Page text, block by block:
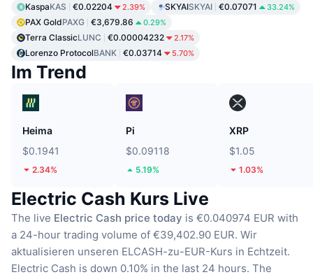
KaspaKAS €0.02204 2.39% SKYAISKYAI €0.07071 33.24%
PAX GoldPAXG €3,679.86 0.29%
Terra ClassicLUNC €0.00004232 2.17%
Lorenzo ProtocolBANK €0.03714 5.70%
Im Trend
Heima
$0.1941
2.34%
Pi
$0.09118
5.19%
XRP
$1.05
1.03%
Electric Cash Kurs Live
The live Electric Cash price today is €0.040974 EUR with
a 24-hour trading volume of €39,402.90 EUR. Wir
aktualisieren unseren ELCASH-zu-EUR-Kurs in Echtzeit.
Electric Cash is down 0.10% in the last 24 hours. The